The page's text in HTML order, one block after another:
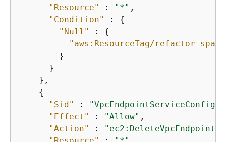
"Resource"
: "*" ,
"Condition"
: {
"Null"
: {
"aws:ResourceTag/refactor-
        }
      }
    },
{
"Sid"
:
"Effect"
: "Allow" ,
"Action"
: